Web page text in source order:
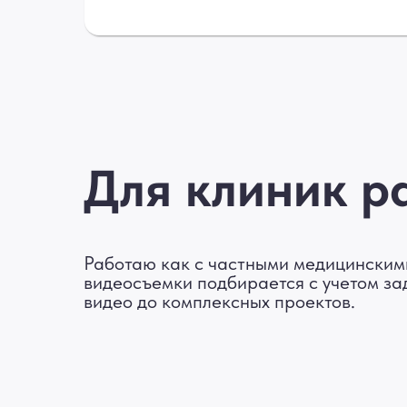
Для клиник
Работаю как с частными
видеосъемки подбирается с учетом
видео до комплексных проектов.